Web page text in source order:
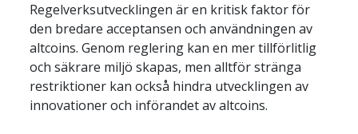
Regelverksutvecklingen är en kritisk faktor för
den bredare acceptansen och användningen av
altcoins. Genom reglering kan en mer tillförlitlig
och säkrare miljö skapas, men alltför stränga
restriktioner kan också hindra utvecklingen av
innovationer och införandet av altcoins.